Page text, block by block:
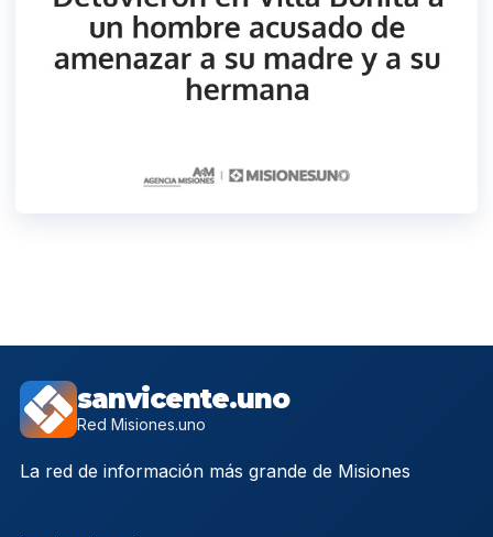
sanvicente.uno
Red Misiones.uno
La red de información más grande de Misiones